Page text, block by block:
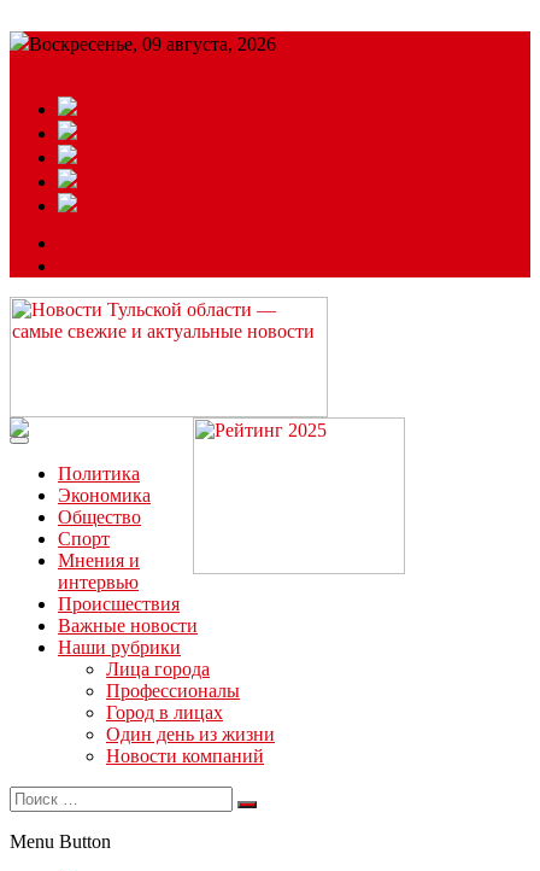
Воскресенье, 09 августа, 2026
Читайте последние новости дня в Тульской области на сайте
“ЗаНовомосковск”
Политика
Экономика
Общество
Спорт
Мнения и
интервью
Происшествия
Важные новости
Наши рубрики
Лица города
Профессионалы
Город в лицах
Один день из жизни
Новости компаний
Menu Button